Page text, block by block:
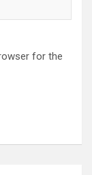
for the